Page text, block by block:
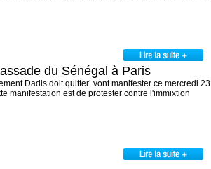
du Sénégal à Paris
Dadis doit quitter’ vont manifester ce mercredi 23
manifestation est de protester contre l'immixtion